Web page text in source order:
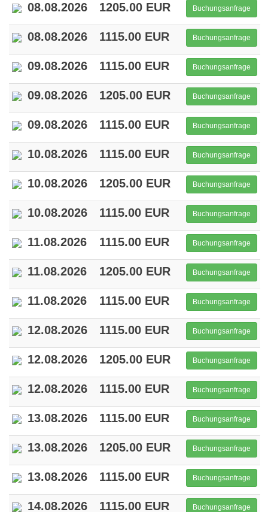
08.08.2026 1205.00 EUR Buchungsanfrage
08.08.2026 1115.00 EUR Buchungsanfrage
09.08.2026 1115.00 EUR Buchungsanfrage
09.08.2026 1205.00 EUR Buchungsanfrage
09.08.2026 1115.00 EUR Buchungsanfrage
10.08.2026 1115.00 EUR Buchungsanfrage
10.08.2026 1205.00 EUR Buchungsanfrage
10.08.2026 1115.00 EUR Buchungsanfrage
11.08.2026 1115.00 EUR Buchungsanfrage
11.08.2026 1205.00 EUR Buchungsanfrage
11.08.2026 1115.00 EUR Buchungsanfrage
12.08.2026 1115.00 EUR Buchungsanfrage
12.08.2026 1205.00 EUR Buchungsanfrage
12.08.2026 1115.00 EUR Buchungsanfrage
13.08.2026 1115.00 EUR Buchungsanfrage
13.08.2026 1205.00 EUR Buchungsanfrage
13.08.2026 1115.00 EUR Buchungsanfrage
14.08.2026 1115.00 EUR Buchungsanfrage